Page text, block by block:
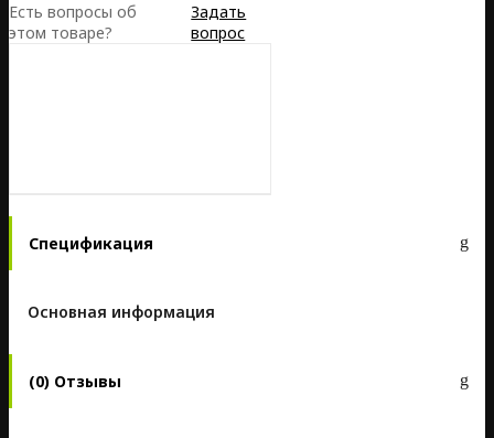
Есть вопросы об
этом товаре?
Задать
вопрос
Спецификация
Основная информация
(0) Отзывы